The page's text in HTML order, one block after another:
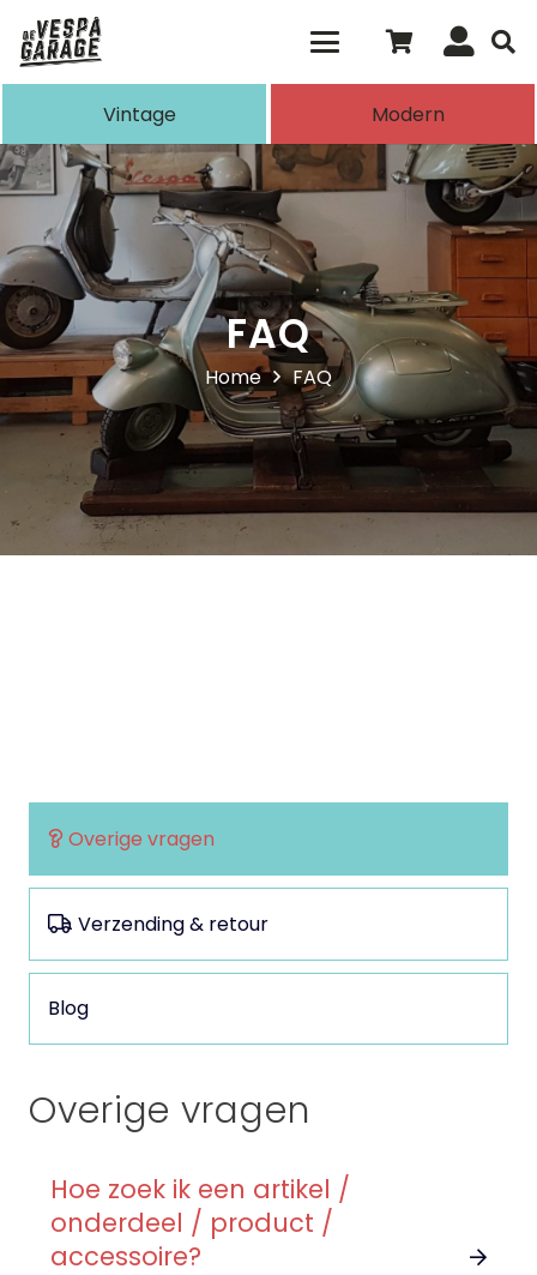
de resultaten voor automatisch
Vintage Modern
FAQ
Home FAQ
Overige vragen
Verzending & retour
Blog
Overige vragen
Hoe zoek ik een artikel /
onderdeel / product /
accessoire?